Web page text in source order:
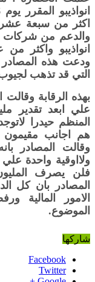
اكثر من سبعة عشر
والدعم من شركات
انواذيبو واكثر
ودعت هذه المصادر
التي قد تذهب
بهذه الرقابة وقالت
علي ابعد تقدير
المنظم حيدرا
هم اجانب مقيمون
وقالت المصادر
ولااوقية واحدة
فلن يصرف
المصادر بان كل
الامور المالية
الموضوع.
شاركها
Facebook
Twitter